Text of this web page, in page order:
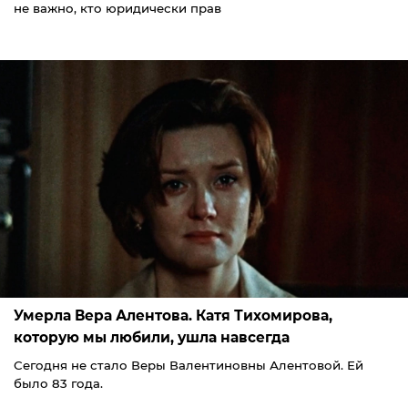
не важно, кто юридически прав
Умерла Вера Алентова. Катя Тихомирова,
которую мы любили, ушла навсегда
Сегодня не стало Веры Валентиновны Алентовой. Ей
было 83 года.